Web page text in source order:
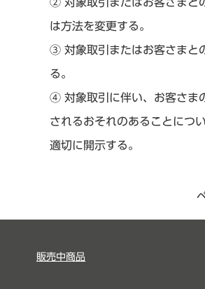
は方法を変更する。
③ 対象取引またはお客さまと
る。
④ 対象取引に伴い、お客さま
されるおそれのあることにつ
適切に開示する。
販売中商品